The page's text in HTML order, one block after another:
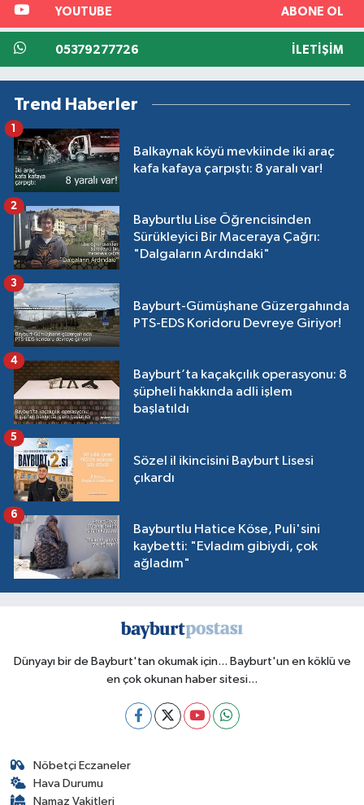
YOUTUBE ABONE OL
05379277726 İLETIŞIM
Trend Haberler
Balkaynak köyü mevkiinde iki araç
kafa kafaya çarpıştı: 8 yaralı var!
1
Bayburtlu Lise Öğrencisinden
Sürükleyici Bir Maceraya Çağrı:
"Dalgaların Ardındaki"
2
Bayburt-Gümüşhane Güzergahında
PTS-EDS Koridoru Devreye Giriyor!
3
Bayburt’ta kaçakçılık operasyonu: 8
şüpheli hakkında adli işlem
başlatıldı
4
Sözel il ikincisini Bayburt Lisesi
çıkardı
5
Bayburtlu Hatice Köse, Puli'sini
kaybetti: "Evladım gibiydi, çok
ağladım"
6
Dünyayı bir de Bayburt'tan okumak için... Bayburt'un en köklü ve
en çok okunan haber sitesi...
Nöbetçi Eczaneler
Hava Durumu
Namaz Vakitleri